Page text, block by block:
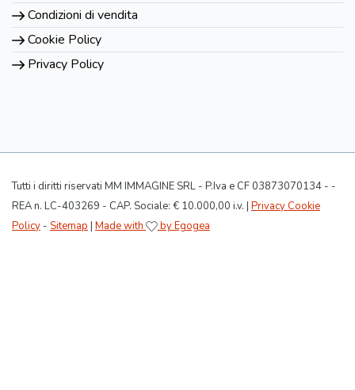
Condizioni di vendita
Cookie Policy
Privacy Policy
Tutti i diritti riservati MM IMMAGINE SRL - P.Iva e CF 03873070134 - -
REA n. LC-403269 - CAP. Sociale: € 10.000,00 i.v. | Privacy Cookie
Policy - Sitemap | Made with by Egogea